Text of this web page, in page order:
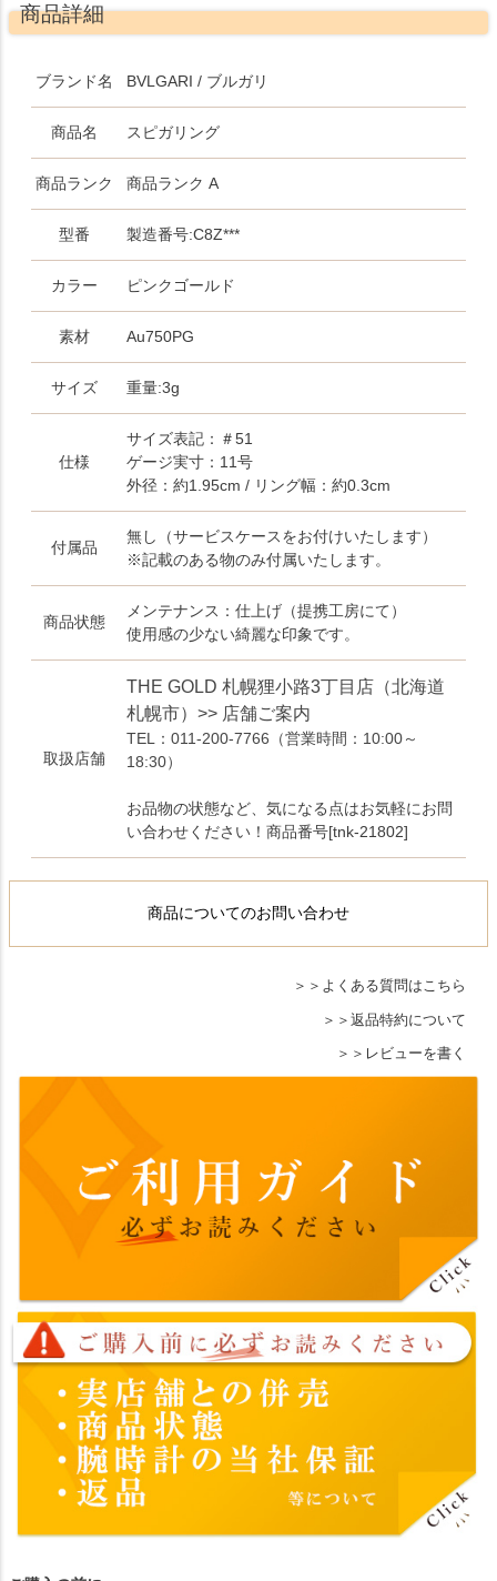
商品詳細
ブランド名 BVLGARI / ブルガリ
商品名 スピガリング
商品ランク 商品ランク A
型番 製造番号:C8Z***
カラー ピンクゴールド
素材 Au750PG
サイズ 重量:3g
仕様
サイズ表記：＃51
ゲージ実寸：11号
外径：約1.95cm / リング幅：約0.3cm
付属品
無し（サービスケースをお付けいたします）
※記載のある物のみ付属いたします。
商品状態
メンテナンス：仕上げ（提携工房にて）
使用感の少ない綺麗な印象です。
取扱店舗
THE GOLD 札幌狸小路3丁目店（北海道
札幌市）>> 店舗ご案内
TEL：011-200-7766 （営業時間：10:00～
18:30）
お品物の状態など、気になる点はお気軽にお問
い合わせください！商品番号[tnk-21802]
商品についてのお問い合わせ
よくある質問はこちら
返品特約について
レビューを書く